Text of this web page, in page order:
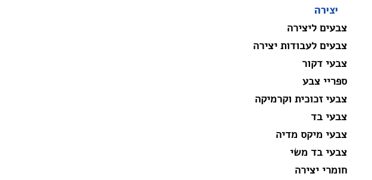
יצירה
צבעים ליצירה
צבעים לעבודות יצירה
צבעי דקור
ספריי צבע
צבעי זכוכית וקרמיקה
צבעי בד
צבעי מיקס מדיה
צבעי בד משי
חומרי יצירה